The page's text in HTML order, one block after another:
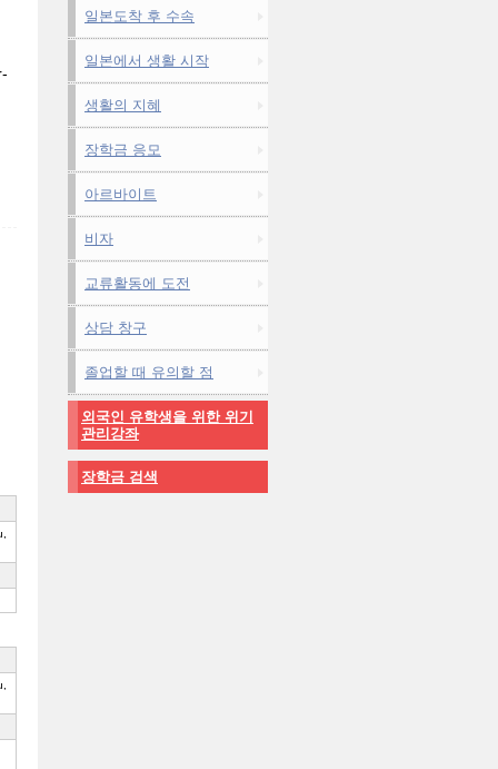
일본도착 후 수속
일본에서 생활 시작
생활의 지혜
장학금 응모
아르바이트
비자
교류활동에 도전
상담 창구
졸업할 때 유의할 점
외국인 유학생을 위한 위기
관리강좌
장학금 검색